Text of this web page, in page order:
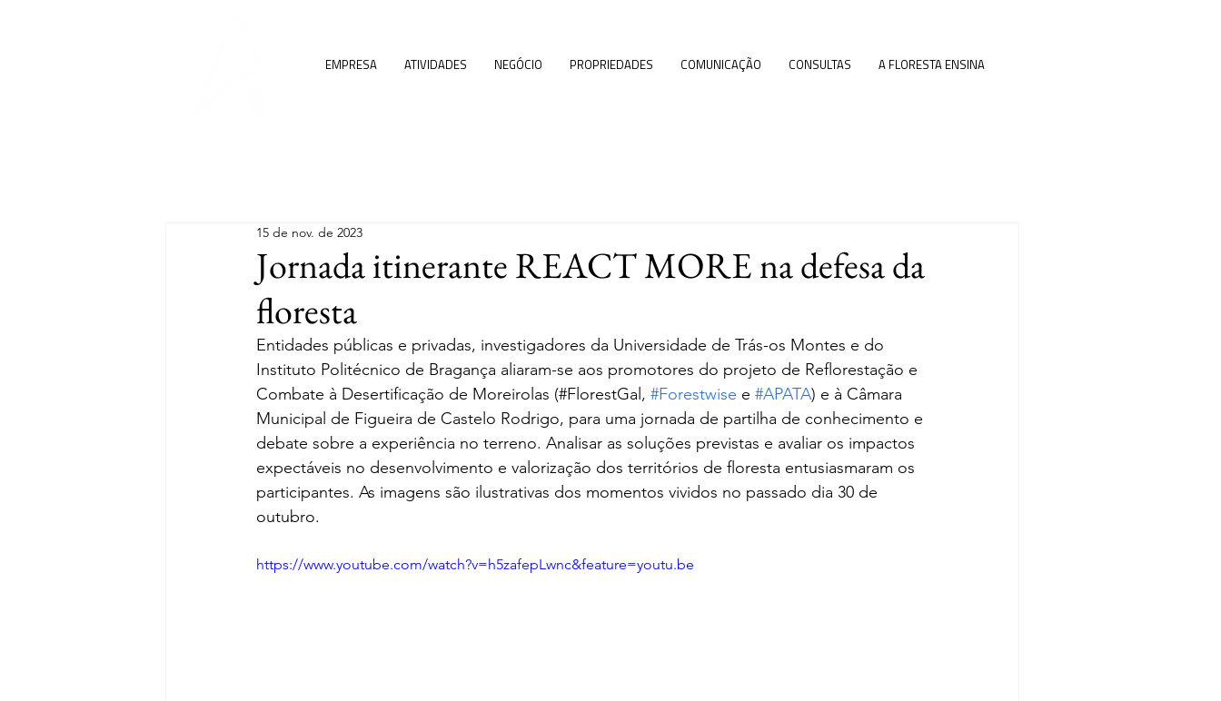
EMPRESA ATIVIDADES NEGÓCIO PROPRIEDADES COMUNICAÇÃO CONSULTAS A FLORESTA ENSINA
Jornada itinerante REACT MORE na defesa da
floresta
15 de nov. de 2023
Entidades públicas e privadas, investigadores da Universidade de Trás-os Montes e do
Instituto Politécnico de Bragança aliaram-se aos promotores do projeto de Reflorestação e
Combate à Desertificação de Moreirolas (#FlorestGal, #Forestwise e #APATA) e à Câmara
Municipal de Figueira de Castelo Rodrigo, para uma jornada de partilha de conhecimento e
debate sobre a experiência no terreno. Analisar as soluções previstas e avaliar os impactos
expectáveis no desenvolvimento e valorização dos territórios de floresta entusiasmaram os
participantes. As imagens são ilustrativas dos momentos vividos no passado dia 30 de
outubro.
https://www.youtube.com/watch?v=h5zafepLwnc&feature=youtu.be